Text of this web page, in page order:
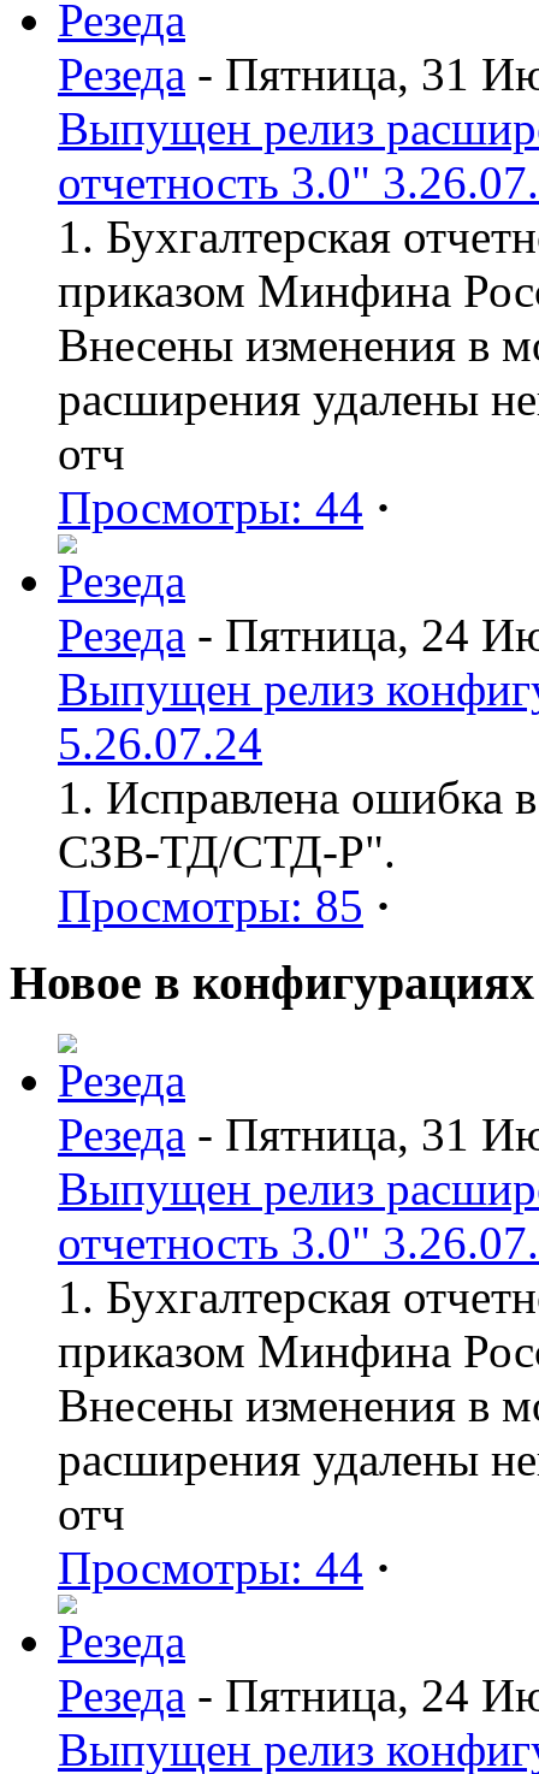
Резеда - Пятница, 31
Выпущен релиз
отчетность 3.0"
1. Бухгалтерская
приказом Минфина
Внесены изменения в
расширения удалены
отч
Просмотры: 44 ·
Резеда - Пятница, 24
Выпущен релиз
5.26.07.24
1. Исправлена ошибка
СЗВ-ТД/СТД-Р".
Просмотры: 85 ·
Новое в конфигурациях
Резеда - Пятница, 31
Выпущен релиз
отчетность 3.0"
1. Бухгалтерская
приказом Минфина
Внесены изменения в
расширения удалены
отч
Просмотры: 44 ·
Резеда - Пятница, 24
Выпущен релиз